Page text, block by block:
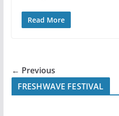
Read More
← Previous
FRESHWAVE FESTIVAL